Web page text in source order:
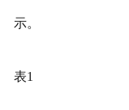
示。
表1